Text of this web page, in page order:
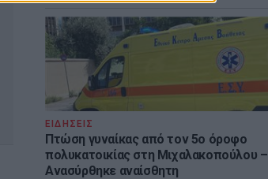
ΕΙΔΗΣΕΙΣ
Πτώση γυναίκας από τον 5ο όροφο
πολυκατοικίας στη Μιχαλακοπούλου –
Ανασύρθηκε αναίσθητη